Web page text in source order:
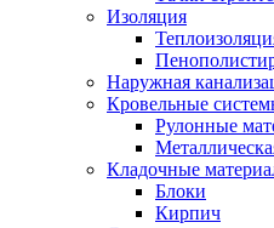
Изоляция
Наружная
Кровельные
Рулонные
Кладочные
Блоки
Кирпич